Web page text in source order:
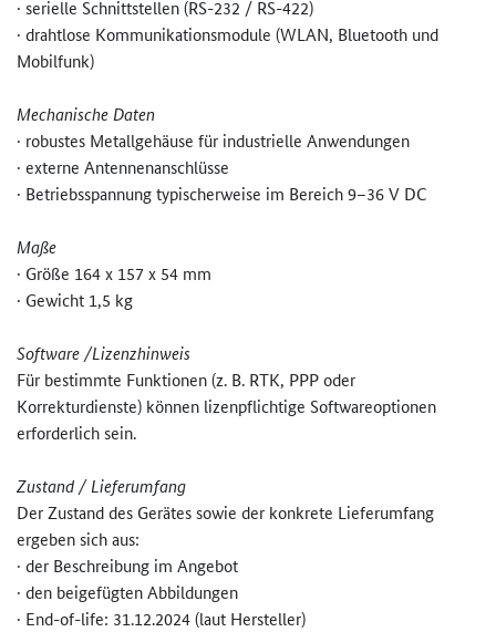
· serielle Schnittstellen (RS-232 / RS-422)
· drahtlose Kommunikationsmodule (WLAN, Bluetooth und
Mobilfunk)
Mechanische Daten
· robustes Metallgehäuse für industrielle Anwendungen
· externe Antennenanschlüsse
· Betriebsspannung typischerweise im Bereich 9–36 V DC
Maße
· Größe 164 x 157 x 54 mm
· Gewicht 1,5 kg
Software /Lizenzhinweis
Für bestimmte Funktionen (z. B. RTK, PPP oder
Korrekturdienste) können lizenpflichtige Softwareoptionen
erforderlich sein.
Zustand / Lieferumfang
Der Zustand des Gerätes sowie der konkrete Lieferumfang
ergeben sich aus:
· der Beschreibung im Angebot
· den beigefügten Abbildungen
· End-of-life: 31.12.2024 (laut Hersteller)